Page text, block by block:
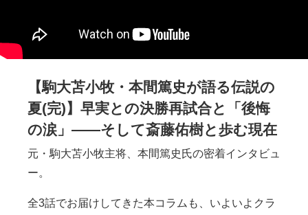
【駒大苫小牧・本間篤史が語る伝説の
夏(完)】早実との決勝再試合と「後悔
の涙」――そして斎藤佑樹と歩む現在
元・駒大苫小牧主将、本間篤史氏の密着インタビュ
ー。
全3話でお届けしてきた本コラムも、いよいよクラ